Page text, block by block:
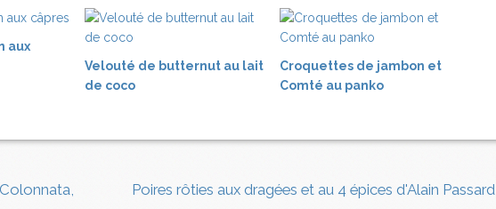
aux
Velouté de butternut au lait
de coco
Croquettes de jambon et
Comté au panko
Poires rôties aux dragées et au 4 épices d'Alain Passard